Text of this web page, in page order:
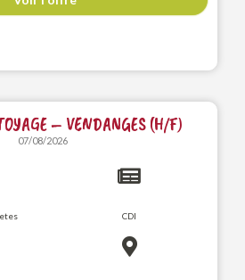
– VENDANGES (H/F)
07/08/2026
CDI